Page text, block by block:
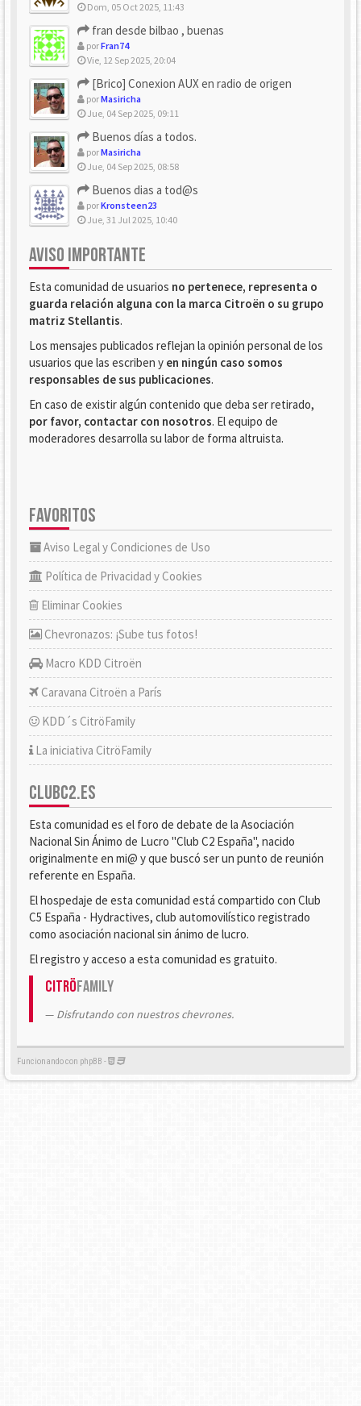
Dom, 05 Oct 2025, 11:43
fran desde bilbao , buenas
porFran74
Vie, 12 Sep 2025, 20:04
[Brico] Conexion AUX en radio de origen
porMasiricha
Jue, 04 Sep 2025, 09:11
Buenos días a todos.
porMasiricha
Jue, 04 Sep 2025, 08:58
Buenos dias a tod@s
porKronsteen23
Jue, 31 Jul 2025, 10:40
AVISO IMPORTANTE
Esta comunidad de usuarios no pertenece, representa o
guarda relación alguna con la marca Citroën o su grupo
matriz Stellantis.
Los mensajes publicados reflejan la opinión personal de los
usuarios que las escriben y en ningún caso somos
responsables de sus publicaciones.
En caso de existir algún contenido que deba ser retirado,
por favor, contactar con nosotros. El equipo de
moderadores desarrolla su labor de forma altruista.
FAVORITOS
Aviso Legal y Condiciones de Uso
Política de Privacidad y Cookies
Eliminar Cookies
Chevronazos: ¡Sube tus fotos!
Macro KDD Citroën
Caravana Citroën a París
KDD´s CitröFamily
La iniciativa CitröFamily
CLUBC2.ES
Esta comunidad es el foro de debate de la Asociación
Nacional Sin Ánimo de Lucro "Club C2 España", nacido
originalmente en mi@ y que buscó ser un punto de reunión
referente en España.
El hospedaje de esta comunidad está compartido con Club
C5 España - Hydractives, club automovilístico registrado
como asociación nacional sin ánimo de lucro.
El registro y acceso a esta comunidad es gratuito.
CitröFamily
Disfrutando con nuestros chevrones.
Funcionando con phpBB -